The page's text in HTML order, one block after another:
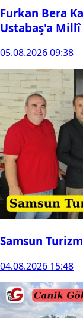
Furkan Bera
Ustabaş'a Millî
05.08.2026 09:38
Samsun
04.08.2026 15:48